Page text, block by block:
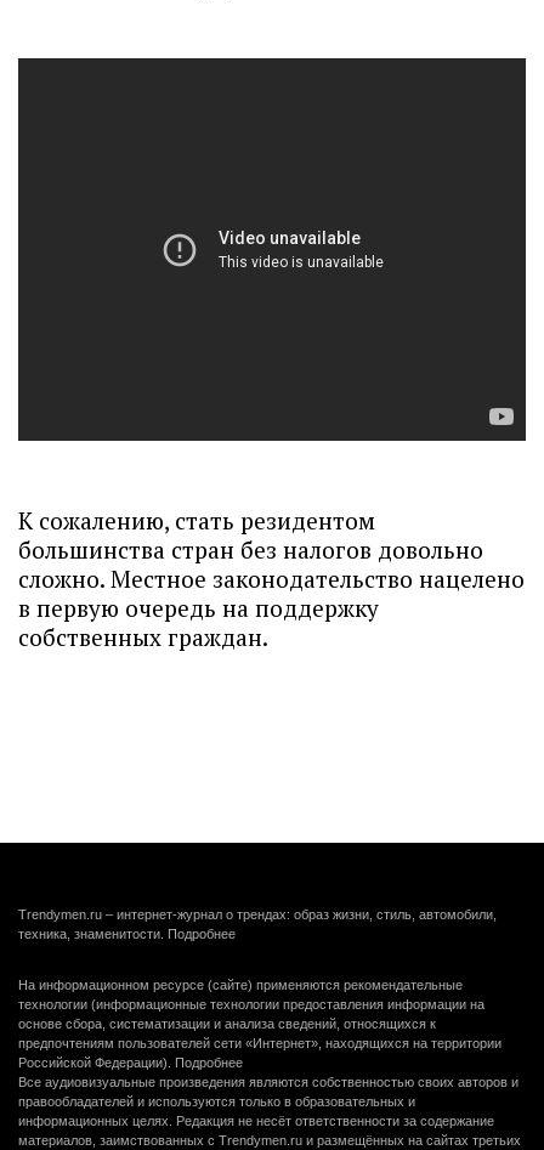
К сожалению, стать резидентом
большинства стран без налогов довольно
сложно. Местное законодательство нацелено
в первую очередь на поддержку
собственных граждан.
Trendymen.ru – интернет-журнал о трендах: образ жизни, стиль, автомобили,
техника, знаменитости. Подробнее
На информационном ресурсе (сайте) применяются рекомендательные
технологии (информационные технологии предоставления информации на
основе сбора, систематизации и анализа сведений, относящихся к
предпочтениям пользователей сети «Интернет», находящихся на территории
Российской Федерации). Подробнее
Все аудиовизуальные произведения являются собственностью своих авторов и
правообладателей и используются только в образовательных и
информационных целях. Редакция не несёт ответственности за содержание
материалов, заимствованных с Trendymen.ru и размещённых на сайтах третьих